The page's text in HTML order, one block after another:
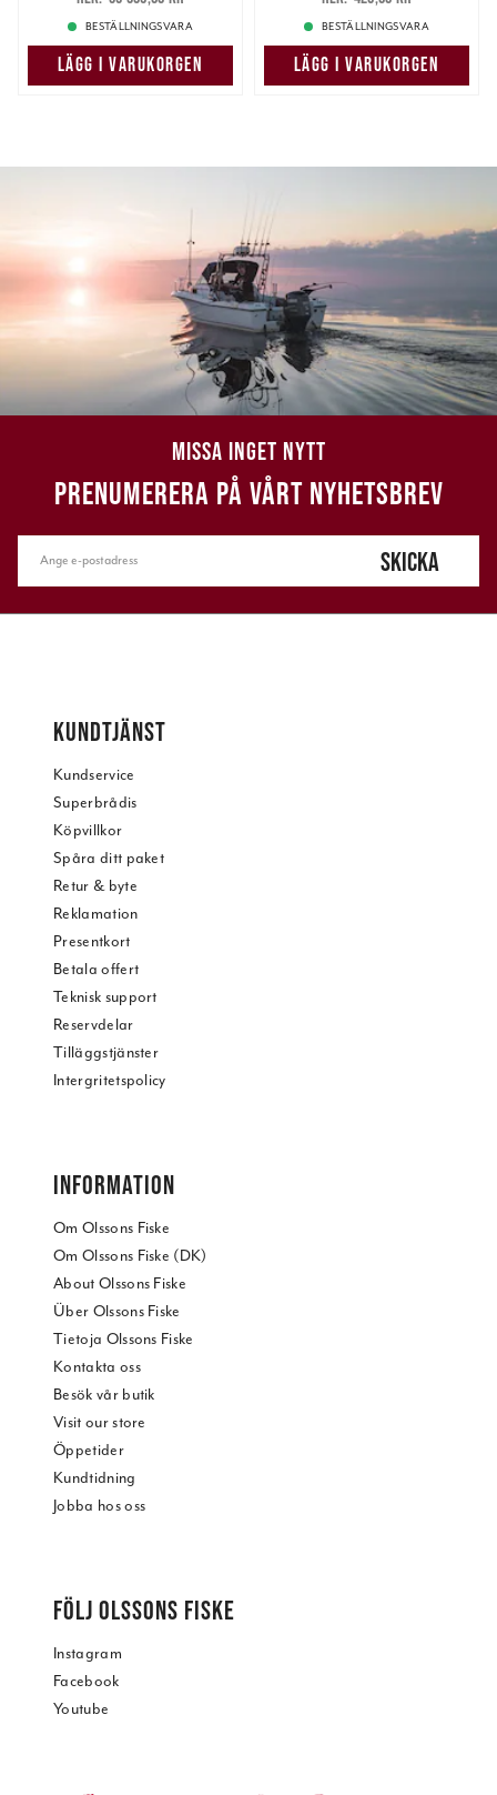
BESTÄLLNINGSVARA
LÄGG I VARUKORGEN
BESTÄLLNINGSVARA
LÄGG I VARUKORGEN
MISSA INGET NYTT
PRENUMERERA PÅ VÅRT NYHETSBREV
SKICKA
KUNDTJÄNST
Kundservice
Superbrådis
Köpvillkor
Spåra ditt paket
Retur & byte
Reklamation
Presentkort
Betala offert
Teknisk support
Reservdelar
Tilläggstjänster
Intergritetspolicy
INFORMATION
Om Olssons Fiske
Om Olssons Fiske (DK)
About Olssons Fiske
Über Olssons Fiske
Tietoja Olssons Fiske
Kontakta oss
Besök vår butik
Visit our store
Öppetider
Kundtidning
Jobba hos oss
FÖLJ OLSSONS FISKE
Instagram
Facebook
Youtube